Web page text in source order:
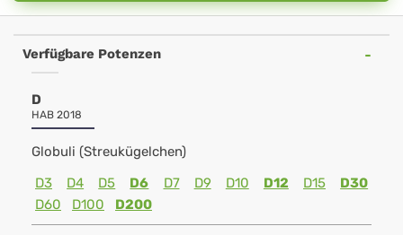
Verfügbare Potenzen
D
HAB 2018
Globuli (Streukügelchen)
D3
D4 D5 D6 D7 D9 D10 D12 D15
D30
D60
D100 D200